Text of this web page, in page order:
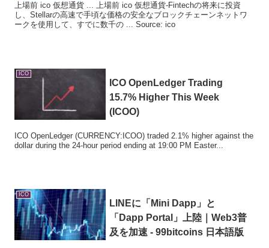
上場前 ico 仮想通貨 ... 上場前 ico 仮想通貨-Fintechの将来に投資
し、Stellarの高速で手頃な価格の安全なブロックチェーンネットワ
ークを使用して、すでに数千の ... Source: ico
ICO
ICO OpenLedger Trading
15.7% Higher This Week
(ICOO)
ICO OpenLedger (CURRENCY:ICOO) traded 2.1% higher against the
dollar during the 24-hour period ending at 19:00 PM Easter...
ICO
LINEに「Mini Dapp」と
「Dapp Portal」上陸｜Web3普
及を加速 - 99bitcoins 日本語版